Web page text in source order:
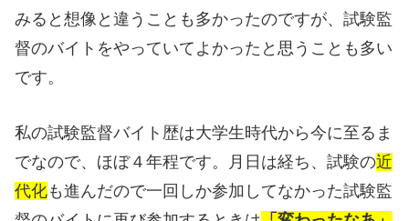
みると想像と違うことも多かったのですが、試験監
督のバイトをやっていてよかったと思うことも多い
です。
私の試験監督バイト歴は大学生時代から今に至るま
でなので、ほぼ４年程です。月日は経ち、試験の近
代化も進んだので一回しか参加してなかった試験監